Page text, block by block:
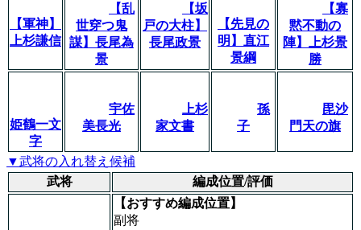
【軍神】
上杉謙信
【乱
世穿つ鬼
謀】長尾為
景
【坂
戸の大柱】
長尾政景
【先見の
明】直江
景綱
【寡
黙不動の
陣】上杉景
勝
姫鶴一文
字
宇佐
美長光
上杉
家文書
孫
子
毘沙
門天の旗
▼武将の入れ替え候補
武将
編成位置/評価
【おすすめ編成位置】
副将